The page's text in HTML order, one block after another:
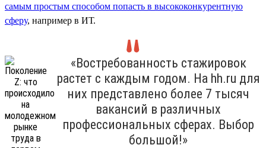
самым простым способом попасть в высококонкурентную
сферу, например в ИТ.
«Востребованность стажировок
растет с каждым годом. На hh.ru для
них представлено более 7 тысяч
вакансий в различных
профессиональных сферах. Выбор
большой!»